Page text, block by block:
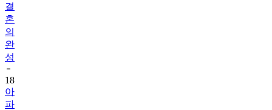
결
혼
의
완
성
18
아
파